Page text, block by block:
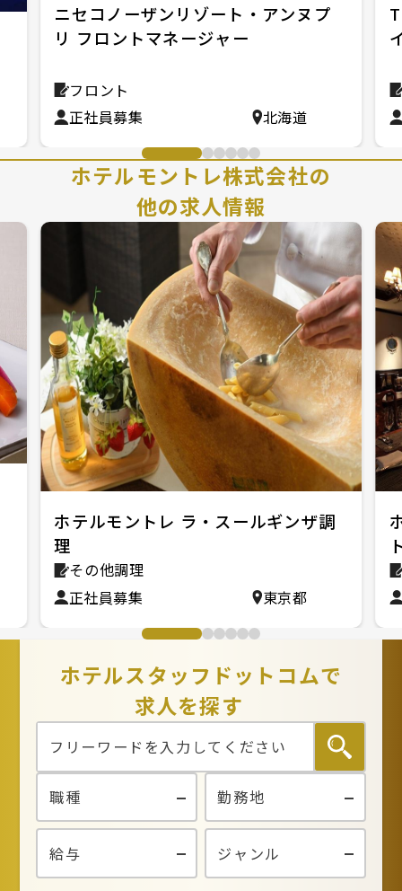
ニセコノーザンリゾート・アンヌプ
リ フロントマネージャー
フロント
正社員募集
北海道
ホテルモントレ株式会社の
他の求人情報
ホテルモントレ ラ・スールギンザ調
理
その他調理
正社員募集
東京都
ホテルスタッフドットコムで
求人を探す